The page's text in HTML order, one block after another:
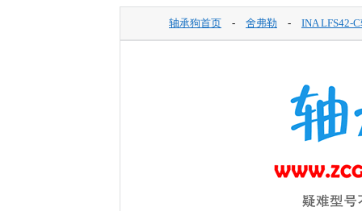
轴承狗首页 - 舍弗勒 - INA LFS42-